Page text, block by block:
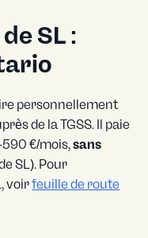
SL :
personnellement
de la TGSS. Il paie
€/mois,sans
SL). Pour
voirfeuille de route